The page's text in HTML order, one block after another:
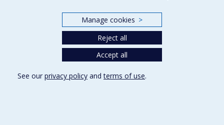
Privacy
Manage cookies >
Reject all
Accept all
See our privacy policy andterms of use.